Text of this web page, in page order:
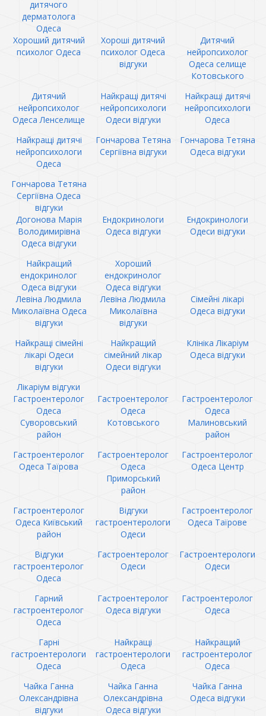
дитячого
дерматолога
Одеса
Хороший дитячий
психолог Одеса
Хороші дитячий
психолог Одеса
відгуки
Дитячий
нейропсихолог
Одеса селище
Котовського
Дитячий
нейропсихолог
Одеса Ленселище
Найкращі дитячі
нейропсихологи
Одеси відгуки
Найкращі дитячі
нейропсихологи
Одеса
Найкращі дитячі
нейропсихологи
Одеса
Гончарова Тетяна
Сергіївна відгуки
Гончарова Тетяна
Одеса відгуки
Гончарова Тетяна
Сергіївна Одеса
відгуки
Догонова Марія
Володимирівна
Одеса відгуки
Ендокринологи
Одеса відгуки
Ендокринологи
Одеси відгуки
Найкращий
ендокринолог
Одеса відгуки
Хороший
ендокринолог
Одеса відгуки
Левіна Людмила
Миколаївна Одеса
відгуки
Левіна Людмила
Миколаївна
відгуки
Сімейні лікарі
Одеса відгуки
Найкращі сімейні
лікарі Одеси
відгуки
Найкращий
сімейний лікар
Одеси відгуки
Клініка Лікаріум
Одеса відгуки
Лікаріум відгуки
Гастроентеролог
Одеса
Суворовський
район
Гастроентеролог
Одеса
Котовського
Гастроентеролог
Одеса
Малиновський
район
Гастроентеролог
Одеса Таїрова
Гастроентеролог
Одеса
Приморський
район
Гастроентеролог
Одеса Центр
Гастроентеролог
Одеса Київський
район
Відгуки
гастроентерологи
Одеси
Гастроентеролог
Одеса Таїрове
Відгуки
гастроентеролог
Одеса
Гастроентеролог
Одеси
Гастроентерологи
Одеси
Гарний
гастроентеролог
Одеса
Гастроентеролог
Одеса відгуки
Гастроентеролог
Одеса
Гарні
гастроентерологи
Одеса
Найкращі
гастроентерологи
Одеса
Найкращий
гастроентеролог
Одеса
Чайка Ганна
Олександрівна
відгуки
Чайка Ганна
Олександрівна
Одеса відгуки
Чайка Ганна
Одеса відгуки